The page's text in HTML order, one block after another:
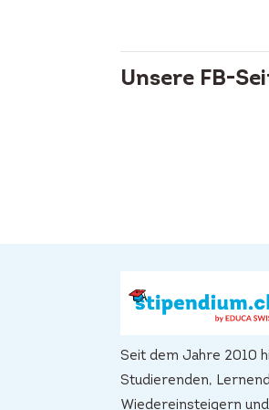
Unsere FB-
Seit dem Jahre 2010
Studierenden,
Wiedereinsteigern